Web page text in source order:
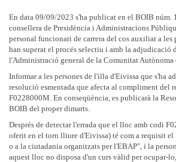
En data 09/09/2023 s'ha publicat en el BOIB núm.
consellera de Presidència i Administracions
personal funcionari de carrera del cos auxiliar a les
han superat el procés selectiu i amb la adjudicació
l'Administració general de la Comunitat Autònoma
Informar a les persones de l'illa d'Eivissa que s'ha
resolució esmentada que afecta al compliment del
F0228000M. En conseqüència, es publicarà la
BOIB del proper dimarts.
Després de detectar l'errada que el lloc amb codi
oferit en el torn lliure d'Eivissa) té com a requisit
o a la ciutadania organitzats per l'EBAP", i la
aquest lloc no disposa d'un curs vàlid per ocupar-